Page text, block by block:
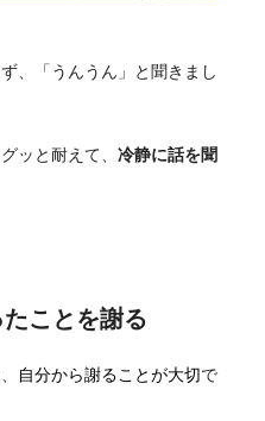
、「うんうん」と聞きまし
ッと耐えて、 冷静に話を聞
ことを謝る
自分から謝ることが大切で